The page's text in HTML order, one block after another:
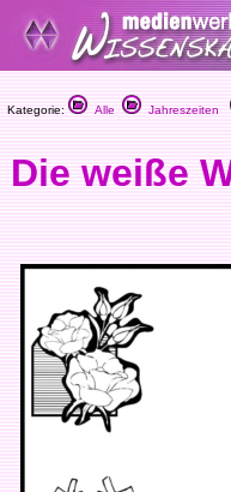
Kategorie: Alle Jahreszeiten
Die weiße